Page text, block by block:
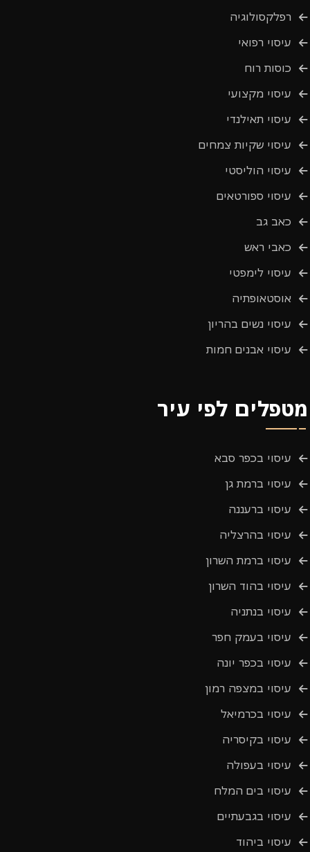
רפלקסולוגיה
עיסוי רפואי
כוסות רוח
עיסוי מקצועי
עיסוי תאילנדי
עיסוי שקיות צמחים
עיסוי הוליסטי
עיסוי ספורטאים
כאב גב
כאבי ראש
עיסוי לימפטי
אוסטאופתיה
עיסוי נשים בהריון
עיסוי אבנים חמות
מטפלים לפי עיר
עיסוי בכפר סבא
עיסוי ברמת גן
עיסוי ברעננה
עיסוי בהרצליה
עיסוי ברמת השרון
עיסוי בהוד השרון
עיסוי בנתניה
עיסוי בעמק חפר
עיסוי בכפר יונה
עיסוי במצפה רמון
עיסוי בכרמיאל
עיסוי בקיסריה
עיסוי בעפולה
עיסוי בים המלח
עיסוי בגבעתיים
עיסוי ביהוד